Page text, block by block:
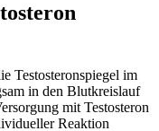
Testosteronspiegel im
in den Blutkreislauf
mit Testosteron
Reaktion